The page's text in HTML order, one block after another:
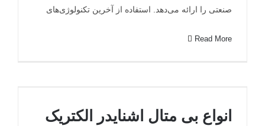
صنعتی را ارائه می‌دهد. استفاده از آخرین تکنولوژی‌های
Read More
انواع بی متال اشنایدر الکتریک